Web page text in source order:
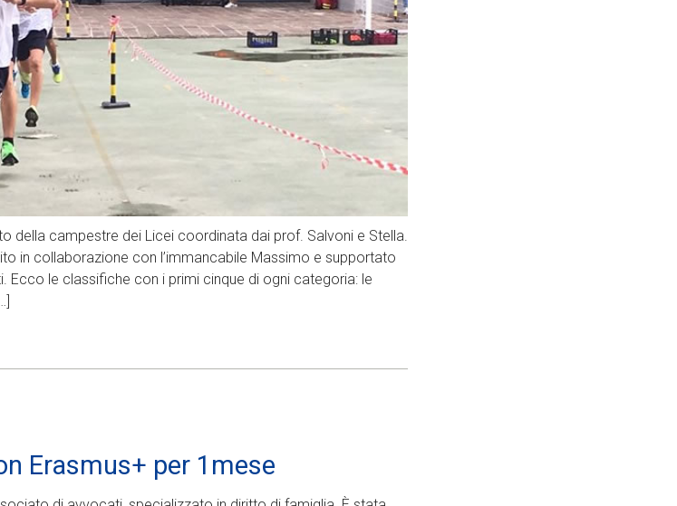
della campestre dei Licei coordinata dai prof. Salvoni e Stella.
in collaborazione con l’immancabile Massimo e supportato
Ecco le classifiche con i primi cinque di ogni categoria: le
Erasmus+ per 1mese